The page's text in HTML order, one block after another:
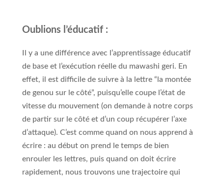
Oublions l’éducatif :
Il y a une différence avec l’apprentissage éducatif
de base et l’exécution réelle du mawashi geri. En
effet, il est difficile de suivre à la lettre “la montée
de genou sur le côté”, puisqu’elle coupe l’état de
vitesse du mouvement (on demande à notre corps
de partir sur le côté et d’un coup récupérer l’axe
d’attaque). C’est comme quand on nous apprend à
écrire : au début on prend le temps de bien
enrouler les lettres, puis quand on doit écrire
rapidement, nous trouvons une trajectoire qui